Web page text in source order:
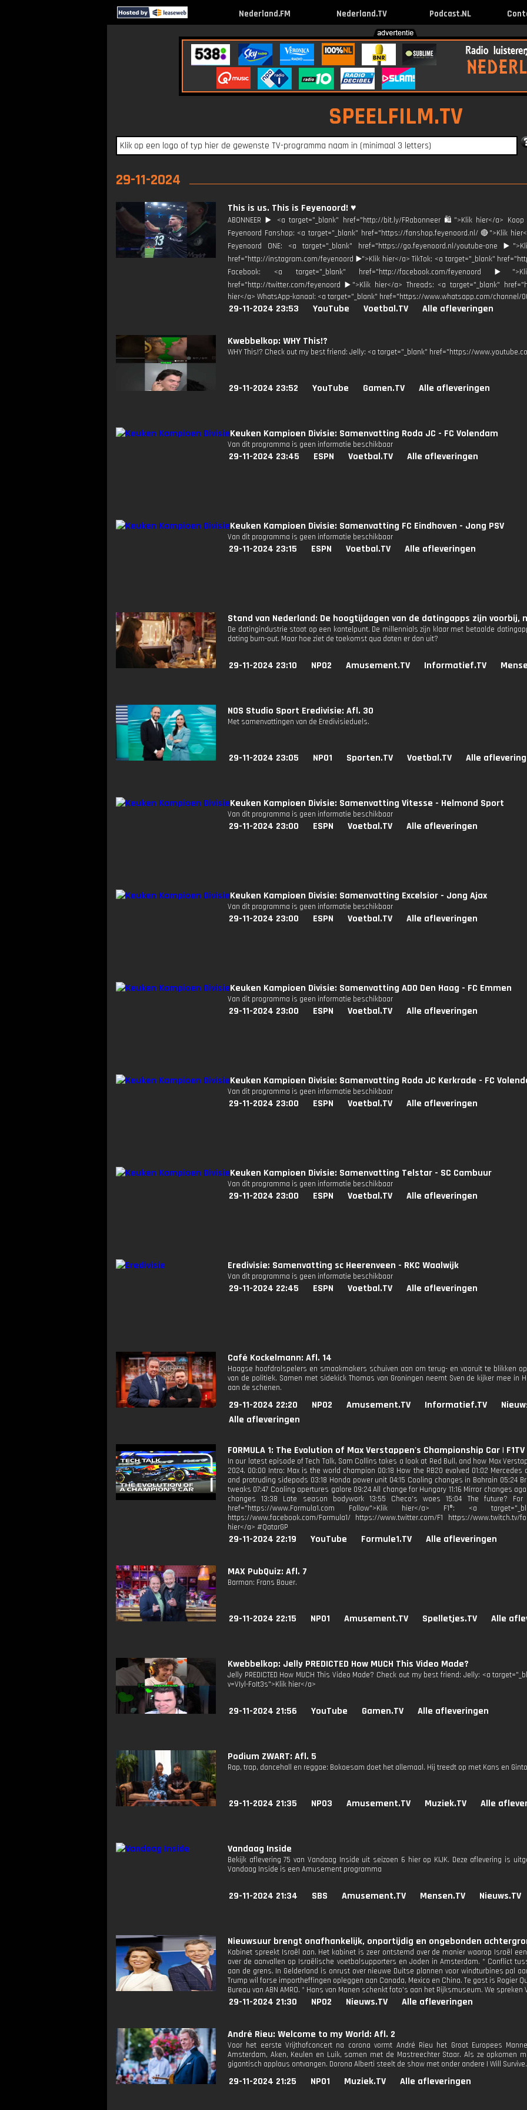
Nederland.FM Nederland.TV Podcast.NL
SPEELFILM.TV
29-11-2024
This is us. This is Feyenoord! ♥️
ABONNEER ▶️ <a target="_blank" href="http://bit.ly/FRabonneer 🛍">Klik hier</a>
Feyenoord Fanshop: <a target="_blank" href="https://fanshop.feyenoord.nl/ 🔴">Klik
Feyenoord ONE: <a target="_blank" href="https://go.feyenoord.nl/youtube-one
href="http://instagram.com/feyenoord ▶️">Klik hier</a> TikTok: <a target="_blank"
Facebook: <a target="_blank" href="http://facebook.com/feyenoord
href="http://twitter.com/feyenoord ▶️">Klik hier</a> Threads: <a target="_blank"
hier</a> WhatsApp-kanaal: <a target="_blank" href="https://www.whatsapp.com/channel/
29-11-2024 23:53 YouTube Voetbal.TV Alle afleveringen
Kwebbelkop: WHY This!?
WHY This!? Check out my best friend: Jelly: <a target="_blank" href="https://
29-11-2024 23:52 YouTube Gamen.TV Alle afleveringen
Keuken Kampioen Divisie: Samenvatting Roda JC - FC Volendam
Van dit programma is geen informatie beschikbaar
29-11-2024 23:45 ESPN Voetbal.TV Alle afleveringen
Keuken Kampioen Divisie: Samenvatting FC Eindhoven - Jong PSV
Van dit programma is geen informatie beschikbaar
29-11-2024 23:15 ESPN Voetbal.TV Alle afleveringen
Stand van Nederland: De hoogtijdagen van de datingapps zijn
De datingindustrie staat op een kantelpunt. De millennials zijn klaar met betaalde
dating burn-out. Maar hoe ziet de toekomst qua daten er dan uit?
29-11-2024 23:10 NPO2 Amusement.TV Informatief.TV
NOS Studio Sport Eredivisie: Afl. 30
Met samenvattingen van de Eredivisieduels.
29-11-2024 23:05 NPO1 Sporten.TV Voetbal.TV Alle
Keuken Kampioen Divisie: Samenvatting Vitesse - Helmond Sport
Van dit programma is geen informatie beschikbaar
29-11-2024 23:00 ESPN Voetbal.TV Alle afleveringen
Keuken Kampioen Divisie: Samenvatting Excelsior - Jong Ajax
Van dit programma is geen informatie beschikbaar
29-11-2024 23:00 ESPN Voetbal.TV Alle afleveringen
Keuken Kampioen Divisie: Samenvatting ADO Den Haag - FC Emmen
Van dit programma is geen informatie beschikbaar
29-11-2024 23:00 ESPN Voetbal.TV Alle afleveringen
Keuken Kampioen Divisie: Samenvatting Roda JC Kerkrade - FC
Van dit programma is geen informatie beschikbaar
29-11-2024 23:00 ESPN Voetbal.TV Alle afleveringen
Keuken Kampioen Divisie: Samenvatting Telstar - SC Cambuur
Van dit programma is geen informatie beschikbaar
29-11-2024 23:00 ESPN Voetbal.TV Alle afleveringen
Eredivisie: Samenvatting sc Heerenveen - RKC Waalwijk
Van dit programma is geen informatie beschikbaar
29-11-2024 22:45 ESPN Voetbal.TV Alle afleveringen
Café Kockelmann: Afl. 14
Haagse hoofdrolspelers en smaakmakers schuiven aan om terug- en vooruit te blikken
van de politiek. Samen met sidekick Thomas van Groningen neemt Sven de kijker mee in
aan de schenen.
29-11-2024 22:20 NPO2 Amusement.TV Informatief.TV
Alle afleveringen
FORMULA 1: The Evolution of Max Verstappen's Championship Car |
In our latest episode of Tech Talk, Sam Collins takes a look at Red Bull, and how Max
2024. 00:00 Intro: Max is the world champion 00:18 How the RB20 evolved 01:02
and protruding sidepods 03:18 Honda power unit 04:15 Cooling changes in Bahrain 05:24
tweaks 07:47 Cooling apertures galore 09:24 All change for Hungary 11:16 Mirror changes
changes 13:38 Late season bodywork 13:55 Checo's woes 15:04 The future?
href="https://www.Formula1.com Follow">Klik hier</a> F1®: <a
https://www.facebook.com/Formula1/ https://www.twitter.com/F1 https://www.twitch.tv/
hier</a> #QatarGP
29-11-2024 22:19 YouTube Formule1.TV Alle afleveringen
MAX PubQuiz: Afl. 7
Barman: Frans Bauer.
29-11-2024 22:15 NPO1 Amusement.TV Spelletjes.TV Alle
Kwebbelkop: Jelly PREDICTED How MUCH This Video Made?
Jelly PREDICTED How MUCH This Video Made? Check out my best friend: Jelly: <a
v=VIyl-FoIt3s">Klik hier</a>
29-11-2024 21:56 YouTube Gamen.TV Alle afleveringen
Podium ZWART: Afl. 5
Rap, trap, dancehall en reggae: Bokoesam doet het allemaal. Hij treedt op met Kans en
29-11-2024 21:35 NPO3 Amusement.TV Muziek.TV Alle
Vandaag Inside
Bekijk aflevering 75 van Vandaag Inside uit seizoen 6 hier op KIJK. Deze aflevering is
Vandaag Inside is een Amusement programma
29-11-2024 21:34 SBS Amusement.TV Mensen.TV Nieuws.TV
Nieuwsuur brengt onafhankelijk, onpartijdig en ongebonden
Kabinet spreekt Israël aan. Het kabinet is zeer ontstemd over de manier waarop Israël
over de aanvallen op Israëlische voetbalsupporters en Joden in Amsterdam. * Conflict
aan de grens. In Gelderland is onrust over nieuwe Duitse plannen voor windturbines pal
Trump wil forse importheffingen opleggen aan Canada, Mexico en China. Te gast is Rogier
Bureau van ABN AMRO. * Hans van Manen schenkt foto's aan het Rijksmuseum. We spreken
29-11-2024 21:30 NPO2 Nieuws.TV Alle afleveringen
André Rieu: Welcome to my World: Afl. 2
Voor het eerste Vrijthofconcert na corona vormt André Rieu het Groot Europees
Amsterdam, Aken, Keulen en Luik, samen met de Mastreechter Staar. Als ze opkomen
gigantisch applaus ontvangen. Dorona Alberti steelt de show met onder andere I Will Survive.
29-11-2024 21:25 NPO1 Muziek.TV Alle afleveringen